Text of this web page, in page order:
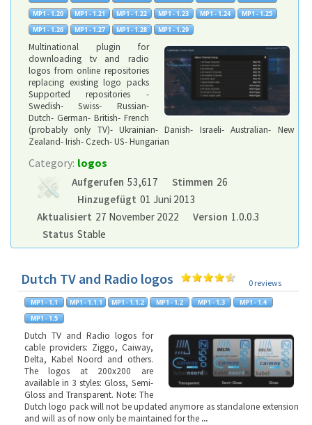
Multinational plugin for
downloading tv and radio
logos from online repositories
replacing existing logo packs
Supported repositories -
Swedish- Swiss- Russian-
Dutch- German- British- French
(probably only TV)- Ukrainian- Danish- Israeli- Australian- New
Zealand- Irish- Czech- US- Hungarian
Category: logos
Aufgerufen 53,617 Stimmen 26
Hinzugefügt 01 Juni 2013
Aktualisiert 27 November 2022 Version 1.0.0.3
Status Stable
Dutch TV and Radio logos 0 reviews
Dutch TV and Radio logos for
cable providers: Ziggo, Caiway,
Delta, Kabel Noord and others.
The logos at 200x200 are
available in 3 styles: Gloss, Semi-
Gloss and Transparent. Note: The
Dutch logo pack will not be updated anymore as standalone extension
and will as of now only be maintained for the ...